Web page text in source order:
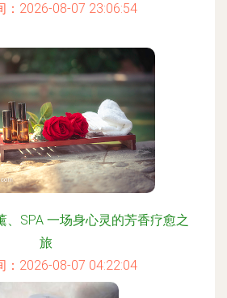
：2026-08-07 23:06:54
、SPA 一场身心灵的芳香疗愈之
旅
：2026-08-07 04:22:04